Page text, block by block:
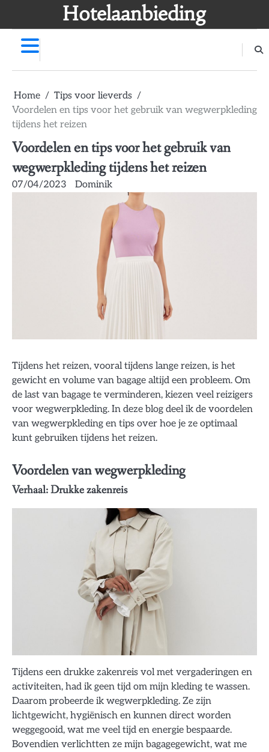
Hotelaanbieding
Home
Tips voor lieverds
Voordelen en tips voor het gebruik van wegwerpkleding
tijdens het reizen
Voordelen en tips voor het gebruik van
wegwerpkleding tijdens het reizen
07/04/2023 Dominik
Tijdens het reizen, vooral tijdens lange reizen, is het
gewicht en volume van bagage altijd een probleem. Om
de last van bagage te verminderen, kiezen veel reizigers
voor wegwerpkleding. In deze blog deel ik de voordelen
van wegwerpkleding en tips over hoe je ze optimaal
kunt gebruiken tijdens het reizen.
Voordelen van wegwerpkleding
Verhaal: Drukke zakenreis
Tijdens een drukke zakenreis vol met vergaderingen en
activiteiten, had ik geen tijd om mijn kleding te wassen.
Daarom probeerde ik wegwerpkleding. Ze zijn
lichtgewicht, hygiënisch en kunnen direct worden
weggegooid, wat me veel tijd en energie bespaarde.
Bovendien verlichtten ze mijn bagagegewicht, wat me